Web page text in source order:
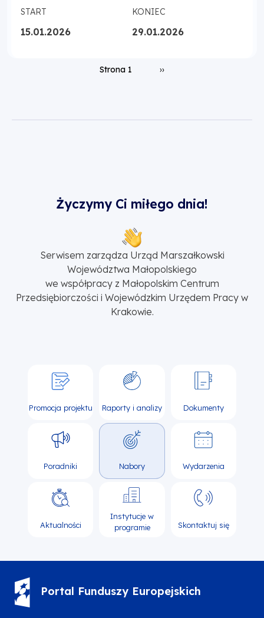
START
15.01.2026
KONIEC
29.01.2026
Strona 1 Następna strona
››
Życzymy Ci miłego dnia!
Serwisem zarządza Urząd Marszałkowski
Województwa Małopolskiego
we współpracy z Małopolskim Centrum
Przedsiębiorczości i Wojewódzkim Urzędem Pracy w
Krakowie.
Promocja projektu Raporty i analizy Dokumenty
Poradniki Nabory Wydarzenia
Aktualności
Instytucje w
programie
Skontaktuj się
Portal Funduszy Europejskich